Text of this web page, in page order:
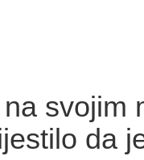
svojim
da